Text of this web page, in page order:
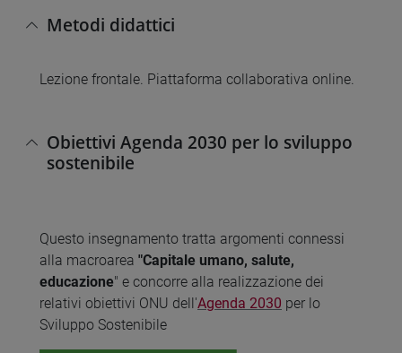
Metodi didattici
Lezione frontale. Piattaforma collaborativa online.
Obiettivi Agenda 2030 per lo sviluppo
sostenibile
Questo insegnamento tratta argomenti connessi
alla macroarea "Capitale umano, salute,
educazione" e concorre alla realizzazione dei
relativi obiettivi ONU dell'Agenda 2030 per lo
Sviluppo Sostenibile